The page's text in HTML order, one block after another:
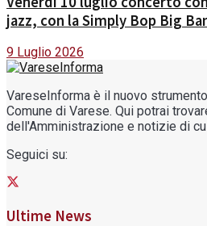
jazz, con la Simply Bop Big
9 Luglio 2026
VareseInforma è il nuovo
Comune di Varese. Qui potrai
dell'Amministrazione e notizie di
Seguici su:
Ultime News